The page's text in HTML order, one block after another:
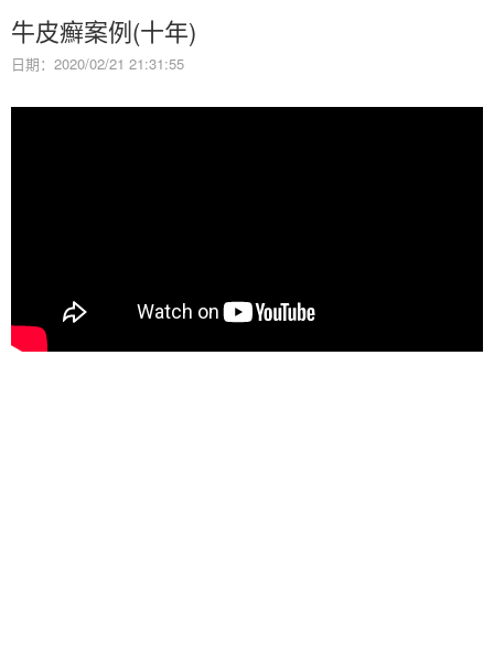
牛皮癬案例(十年)
日期：2020/02/21 21:31:55